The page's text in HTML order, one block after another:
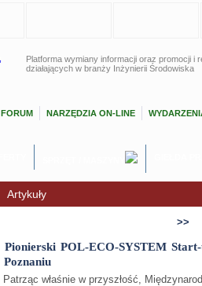
Platforma wymiany informacji oraz promocji i
działających w branży Inżynierii Środowiska
FORUM NARZĘDZIA ON-LINE
Artykuły
>>
Pionierski POL-ECO-SYSTEM
Poznaniu
Patrząc właśnie w przyszłość,